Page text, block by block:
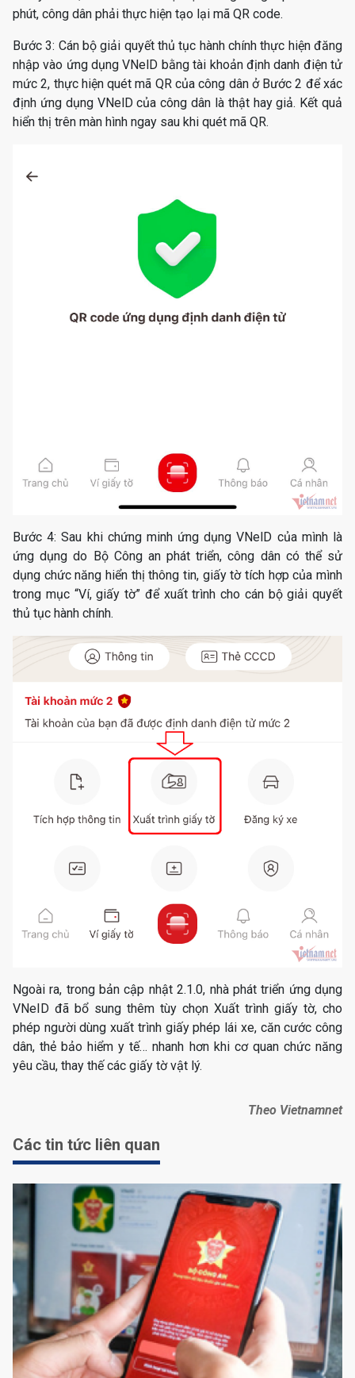
phút, công dân phải thực hiện tạo lại mã QR code.
Bước 3: Cán bộ giải quyết thủ tục hành chính thực hiện đăng
nhập vào ứng dụng VNelD bằng tài khoản định danh điện tử
mức 2, thực hiện quét mã QR của công dân ở Bước 2 để xác
định ứng dụng VNelD của công dân là thật hay giả. Kết quả
hiển thị trên màn hình ngay sau khi quét mã QR.
Bước 4: Sau khi chứng minh ứng dụng VNelD của mình là
ứng dụng do Bộ Công an phát triển, công dân có thể sử
dụng chức năng hiển thị thông tin, giấy tờ tích hợp của mình
trong mục “Ví, giấy tờ” để xuất trình cho cán bộ giải quyết
thủ tục hành chính.
Ngoài ra, trong bản cập nhật 2.1.0, nhà phát triển ứng dụng
VNeID đã bổ sung thêm tùy chọn Xuất trình giấy tờ, cho
phép người dùng xuất trình giấy phép lái xe, căn cước công
dân, thẻ bảo hiểm y tế… nhanh hơn khi cơ quan chức năng
yêu cầu, thay thế các giấy tờ vật lý.
Theo Vietnamnet
Các tin tức liên quan